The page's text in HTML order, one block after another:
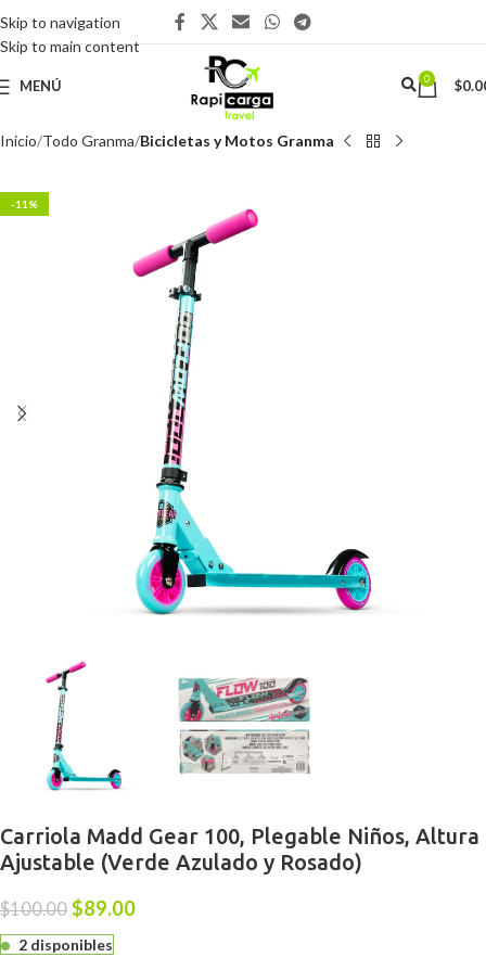
Skip to navigation
Skip to main content
MENÚ 0 $
Inicio Todo Granma Bicicletas y Motos Granma
-11%
Carriola Madd Gear 100, Plegable Niños, Altura
Ajustable (Verde Azulado y Rosado)
$100.00 $89.00
2 disponibles